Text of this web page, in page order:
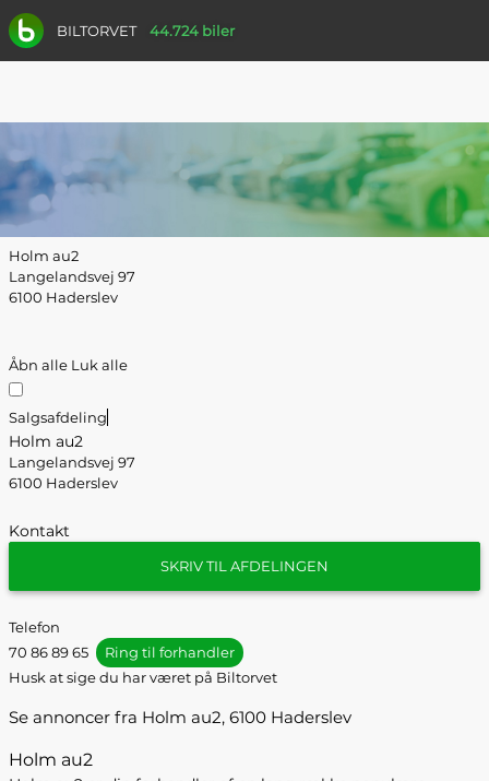
BILTORVET 44.724 biler
Holm au2
Langelandsvej 97
6100 Haderslev
Åbn alle Luk alle
Salgsafdeling
Holm au2
Langelandsvej 97
6100 Haderslev
Kontakt
SKRIV TIL AFDELINGEN
Telefon
70 86 89 65
Ring til forhandler
Husk at sige du har været på Biltorvet
Se annoncer fra Holm au2, 6100 Haderslev
Holm au2